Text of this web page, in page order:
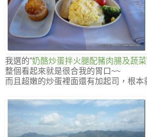
我選的”奶酪炒蛋拌火腿配豬肉腸及蔬菜
整個看起來就是很合我的胃口~~
而且超嫩的炒蛋裡面還有加起司，根本